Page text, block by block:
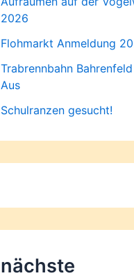
2026
Flohmarkt Anmeldung
Trabrennbahn
Aus
Schulranzen gesucht!
nächste